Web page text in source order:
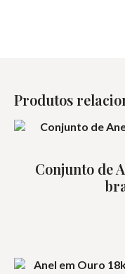
Produtos
Conjunto de